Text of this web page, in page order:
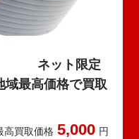
ネット限定
価格で買取
高買取価格 5,000 円